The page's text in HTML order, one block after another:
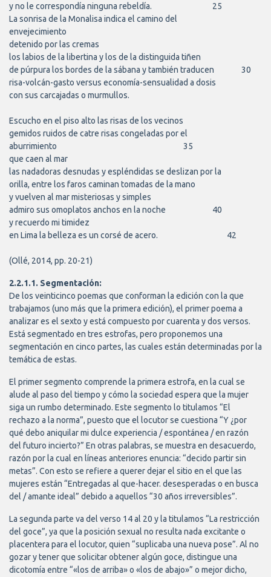
y no le correspondía ninguna rebeldía.					25
La sonrisa de la Monalisa indica el camino del
envejecimiento
detenido por las cremas
los labios de la libertina y los de la distinguida tiñen
de púrpura los bordes de la sábana y también traducen		30
risa-volcán-gasto versus economía-sensualidad a dosis
con sus carcajadas o murmullos.
Escucho en el piso alto las risas de los vecinos
gemidos ruidos de catre risas congeladas por el
aburrimiento									35
que caen al mar
las nadadoras desnudas y espléndidas se deslizan por la
orilla, entre los faros caminan tomadas de la mano
y vuelven al mar misteriosas y simples
admiro sus omoplatos anchos en la noche				40
y recuerdo mi timidez
en Lima la belleza es un corsé de acero.					42
(Ollé, 2014, pp. 20-21)
2.2.1.1. Segmentación:
De los veinticinco poemas que conforman la edición con la que
trabajamos (uno más que la primera edición), el primer poema a
analizar es el sexto y está compuesto por cuarenta y dos versos.
Está segmentado en tres estrofas, pero proponemos una
segmentación en cinco partes, las cuales están determinadas por la
temática de estas.
El primer segmento comprende la primera estrofa, en la cual se
alude al paso del tiempo y cómo la sociedad espera que la mujer
siga un rumbo determinado. Este segmento lo titulamos “El
rechazo a la norma”, puesto que el locutor se cuestiona “Y ¿por
qué debo aniquilar mi dulce experiencia / espontánea / en razón
del futuro incierto?” En otras palabras, se muestra en desacuerdo,
razón por la cual en líneas anteriores enuncia: “decido partir sin
metas”. Con esto se refiere a querer dejar el sitio en el que las
mujeres están “Entregadas al que-hacer. desesperadas o en busca
del / amante ideal” debido a aquellos “30 años irreversibles”.
La segunda parte va del verso 14 al 20 y la titulamos “La restricción
del goce”, ya que la posición sexual no resulta nada excitante o
placentera para el locutor, quien “suplicaba una nueva pose”. Al no
gozar y tener que solicitar obtener algún goce, distingue una
dicotomía entre “«los de arriba» o «los de abajo»” o mejor dicho,